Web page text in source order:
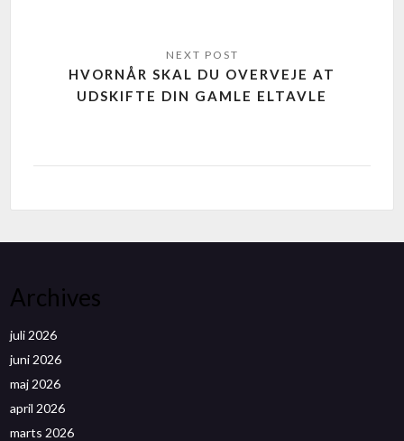
HVORNÅR SKAL DU OVERVEJE AT
UDSKIFTE DIN GAMLE ELTAVLE
Archives
juli 2026
juni 2026
maj 2026
april 2026
marts 2026